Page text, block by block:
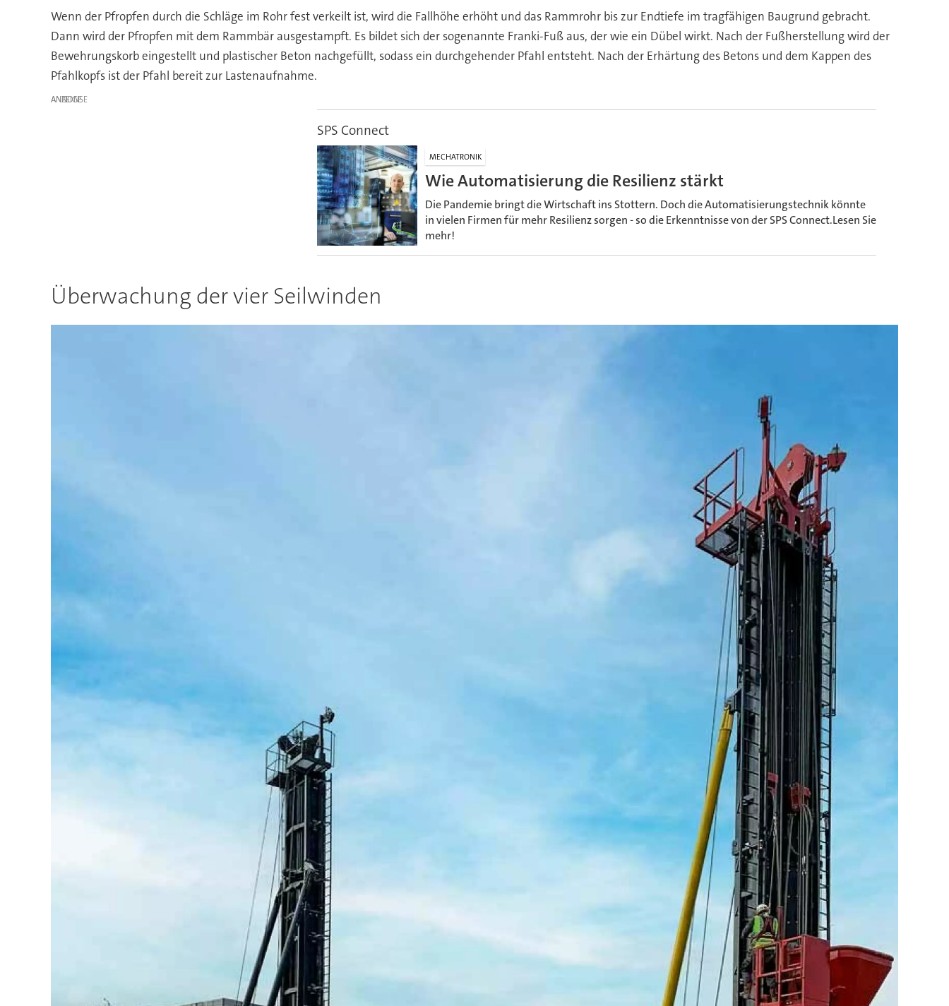
Wenn der Pfropfen durch die Schläge im Rohr fest verkeilt ist, wird die Fallhöhe erhöht und das Rammrohr bis zur Endtiefe im tragfähigen Baugrund gebracht.
Dann wird der Pfropfen mit dem Rammbär ausgestampft. Es bildet sich der sogenannte Franki-Fuß aus, der wie ein Dübel wirkt. Nach der Fußherstellung wird der
Bewehrungskorb eingestellt und plastischer Beton nachgefüllt, sodass ein durchgehender Pfahl entsteht. Nach der Erhärtung des Betons und dem Kappen des
Pfahlkopfs ist der Pfahl bereit zur Lastenaufnahme.
ANZEIGE
SPS Connect
MECHATRONIK
Wie Automatisierung die Resilienz stärkt
Die Pandemie bringt die Wirtschaft ins Stottern. Doch die Automatisierungstechnik könnte
in vielen Firmen für mehr Resilienz sorgen - so die Erkenntnisse von der SPS Connect.Lesen Sie
mehr!
Überwachung der vier Seilwinden